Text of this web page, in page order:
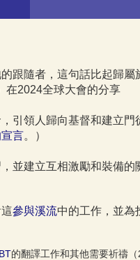
跟隨者，這句話比起歸
在2024全球大會的分享
引領人歸向基督和建立
言。）
並建立互相激勵和裝備
參與溪流中的工作，並為
的翻譯工作和其他需要祈禱（